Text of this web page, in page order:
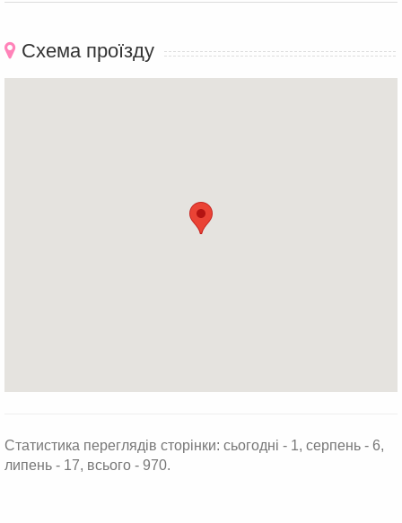
Схема проїзду
Статистика переглядів сторінки: сьогодні - 1, серпень - 6,
липень - 17, всього - 970.